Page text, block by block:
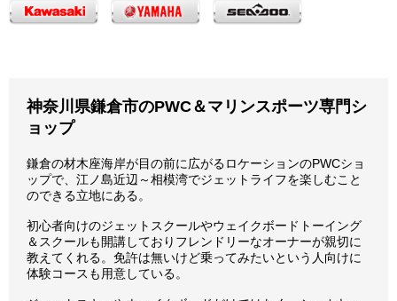
神奈川県鎌倉市のPWC＆マリンスポーツ専門シ
ョップ
鎌倉の材木座海岸が目の前に広がるロケーションのPWCショ
ップで、江ノ島近辺～相模湾でジェットライフを楽しむこと
のできる立地にある。
初心者向けのジェットスクールやウェイクボードトーイング
＆スクールも開講しておりフレンドリーなオーナーが親切に
教えてくれる。免許は無いけど乗ってみたいという人向けに
体験コースも用意している。